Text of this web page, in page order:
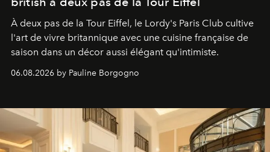
À deux pas de la Tour Eiffel, le Lordy's Paris Club cultive
l'art de vivre britannique avec une cuisine française de
saison dans un décor aussi élégant qu'intimiste.
06.08.2026 by Pauline Borgogno